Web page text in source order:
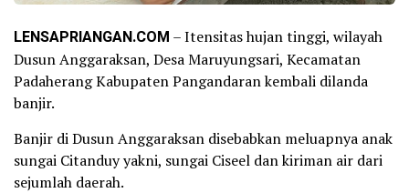
LENSAPRIANGAN.COM – Itensitas hujan tinggi, wilayah
Dusun Anggaraksan, Desa Maruyungsari, Kecamatan
Padaherang Kabupaten Pangandaran kembali dilanda
banjir.
Banjir di Dusun Anggaraksan disebabkan meluapnya anak
sungai Citanduy yakni, sungai Ciseel dan kiriman air dari
sejumlah daerah.